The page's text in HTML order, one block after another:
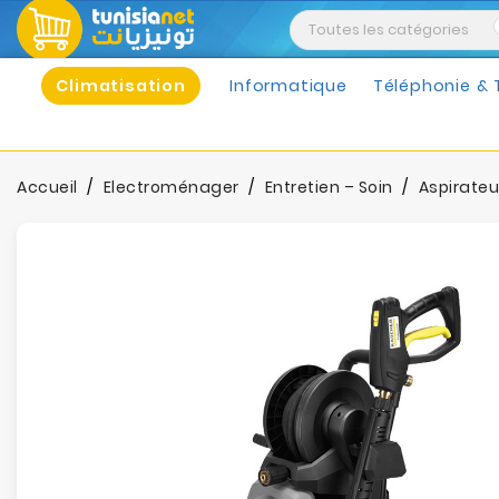
Climatisation Informatique Téléphonie &
Accueil Electroménager Entretien – Soin